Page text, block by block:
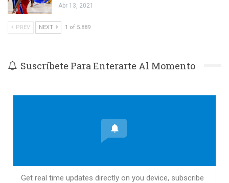
Abr 13, 2021
PREV NEXT 1 of 5.889
Suscríbete Para Enterarte Al Momento
Get real time updates directly on you device, subscribe